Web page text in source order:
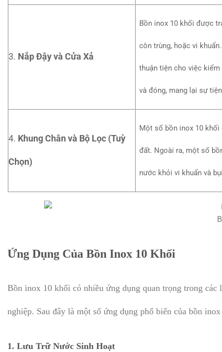
3. Nắp Đậy và Cửa Xả
Bồn inox 10 khối được
côn trùng, hoặc vi
thuận tiện cho việc
và đóng, mang lại sự
4. Khung Chân và Bộ Lọc (Tuỳ
Chọn)
Một số bồn inox 10
đất. Ngoài ra, một số
nước khỏi vi khuẩn và
Ứng Dụng Của Bồn Inox 10 Khối
Bồn inox 10 khối có nhiều ứng dụng quan trọng trong
nghiệp. Sau đây là một số ứng dụng phổ biến của bồn
1. Lưu Trữ Nước Sinh Hoạt